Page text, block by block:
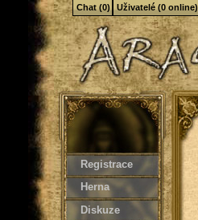
Registrace
Herna
Diskuze
Chat (0) Uživatelé (0 online)